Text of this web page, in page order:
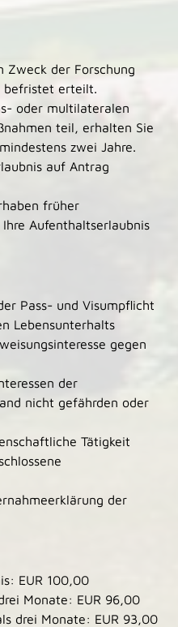
Zweck der Forschung
befristet erteilt.
oder multilateralen
teil, erhalten Sie
zwei Jahre.
auf Antrag
früher
Aufenthaltserlaubnis
Pass- und Visumpflicht
Lebensunterhalts
gegen
der
nicht gefährden oder
Tätigkeit
der
EUR 100,00
Monate: EUR 96,00
drei Monate: EUR 93,00